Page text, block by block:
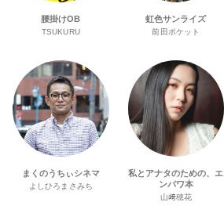
腰掛けOB
TSUKURU
虹色サンライズ
前田ポケット
まくのうちぃシネマ
よしひろまさみち
私とアナタのための、エ
ンパワ本
山﨑穂花